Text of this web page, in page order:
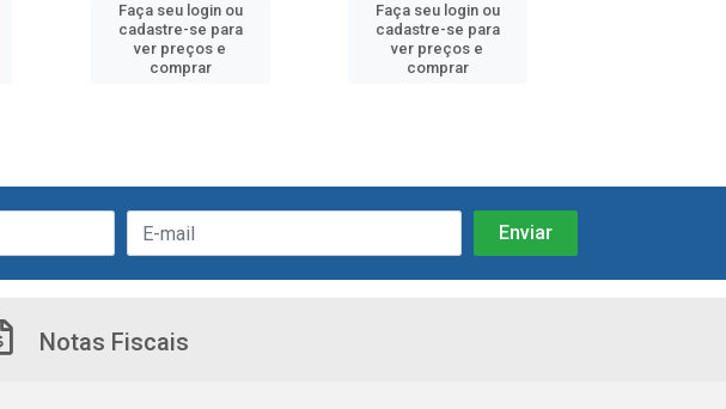
Faça seu login ou
cadastre-se para
ver preços e
comprar
Faça seu login ou
cadastre-se para
ver preços e
comprar
Notas Fiscais